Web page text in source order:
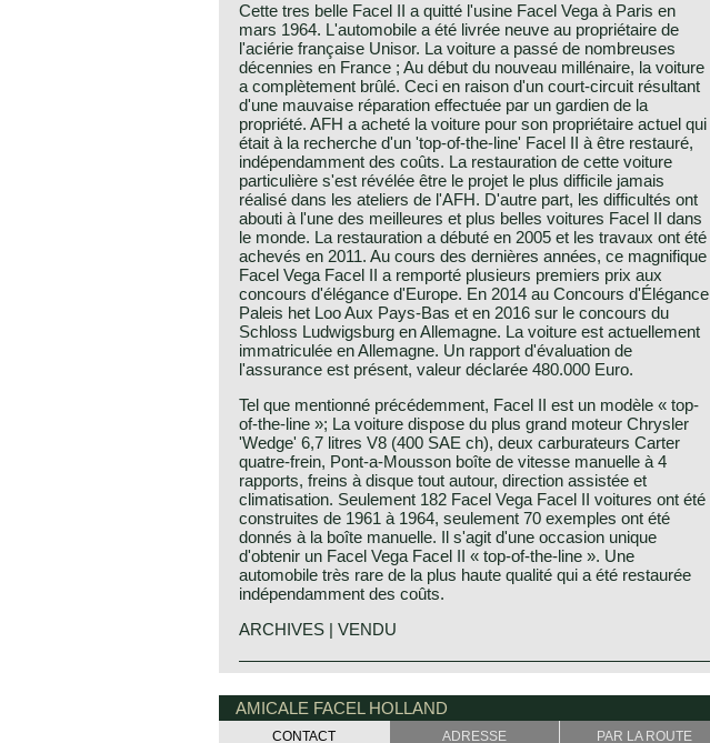
Cette tres belle Facel II a quitté l'usine Facel Vega à Paris en
mars 1964. L'automobile a été livrée neuve au propriétaire de
l'aciérie française Unisor. La voiture a passé de nombreuses
décennies en France ; Au début du nouveau millénaire, la voiture
a complètement brûlé. Ceci en raison d'un court-circuit résultant
d'une mauvaise réparation effectuée par un gardien de la
propriété. AFH a acheté la voiture pour son propriétaire actuel qui
était à la recherche d'un 'top-of-the-line' Facel II à être restauré,
indépendamment des coûts. La restauration de cette voiture
particulière s'est révélée être le projet le plus difficile jamais
réalisé dans les ateliers de l'AFH. D'autre part, les difficultés ont
abouti à l'une des meilleures et plus belles voitures Facel II dans
le monde. La restauration a débuté en 2005 et les travaux ont été
achevés en 2011. Au cours des dernières années, ce magnifique
Facel Vega Facel II a remporté plusieurs premiers prix aux
concours d'élégance d'Europe. En 2014 au Concours d'Élégance
Paleis het Loo Aux Pays-Bas et en 2016 sur le concours du
Schloss Ludwigsburg en Allemagne. La voiture est actuellement
immatriculée en Allemagne. Un rapport d'évaluation de
l'assurance est présent, valeur déclarée 480.000 Euro.
Tel que mentionné précédemment, Facel II est un modèle « top-
of-the-line »; La voiture dispose du plus grand moteur Chrysler
'Wedge' 6,7 litres V8 (400 SAE ch), deux carburateurs Carter
quatre-frein, Pont-a-Mousson boîte de vitesse manuelle à 4
rapports, freins à disque tout autour, direction assistée et
climatisation. Seulement 182 Facel Vega Facel II voitures ont été
construites de 1961 à 1964, seulement 70 exemples ont été
donnés à la boîte manuelle. Il s'agit d'une occasion unique
d'obtenir un Facel Vega Facel II « top-of-the-line ». Une
automobile très rare de la plus haute qualité qui a été restaurée
indépendamment des coûts.
ARCHIVES | VENDU
The Facel Vega II is the follow-up to the legendary Facel Vega
predecessor i.e. welded steel chassis, independent suspension
with coil springs in the front, a live axle leaf spring system at the
Facel Vega history
The French company Facel (Forges et Ateliers de Construction
due’s et Loir) was first established in 1938 as a manufacturer of
AMICALE FACEL HOLLAND
CONTACT ADRESSE PAR LA ROUTE